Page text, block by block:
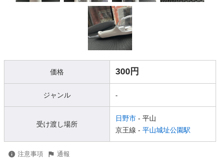
価格 300円
ジャンル -
受け渡し場所
日野市 - 平山
京王線 - 平山城址公園駅
注意事項 通報